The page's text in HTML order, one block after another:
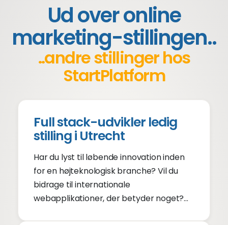
Ud over online
marketing-stillingen..
..andre stillinger hos
StartPlatform
Full stack-udvikler ledig
stilling i Utrecht
Har du lyst til løbende innovation inden
for en højteknologisk branche? Vil du
bidrage til internationale
webapplikationer, der betyder noget?